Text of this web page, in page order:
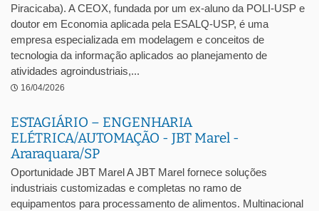
Piracicaba). A CEOX, fundada por um ex-aluno da POLI-USP e
doutor em Economia aplicada pela ESALQ-USP, é uma
empresa especializada em modelagem e conceitos de
tecnologia da informação aplicados ao planejamento de
atividades agroindustriais,...
16/04/2026
ESTAGIÁRIO – ENGENHARIA
ELÉTRICA/AUTOMAÇÃO - JBT Marel -
Araraquara/SP
Oportunidade JBT Marel A JBT Marel fornece soluções
industriais customizadas e completas no ramo de
equipamentos para processamento de alimentos. Multinacional